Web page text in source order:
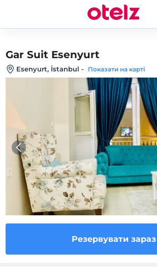
Gar Suit Esenyurt
Esenyurt, İstanbul - Показати на карті
Резервувати зараз